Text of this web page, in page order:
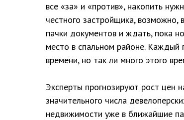
все «за» и «против», накопить
честного застройщика, возможно,
пачки документов и ждать, пока
место в спальном районе. Каждый
времени, но так ли много этого
Эксперты прогнозируют рост цен
значительного числа
недвижимости уже в ближайшие